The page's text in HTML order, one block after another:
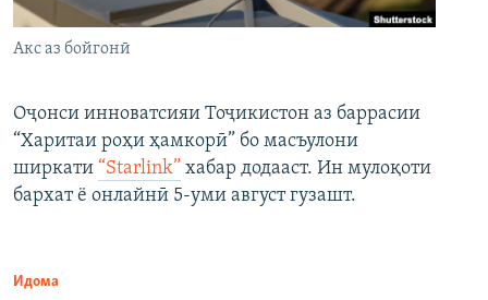
Акс аз бойгонӣ
Оҷонси инноватсияи Тоҷикистон аз баррасии
“Харитаи роҳи ҳамкорӣ” бо масъулони
ширкати “Starlink” хабар додааст. Ин мулоқоти
бархат ё онлайнӣ 5-уми август гузашт.
Идома